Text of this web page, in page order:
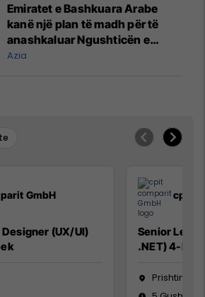
Emiratet e Bashkuara Arabe
kanë një plan të madh për të
anashkaluar Ngushticën e
Hormuzit
Azia
GmbH
(UX/UI)
cpit
Senior Lead
.NET) 4-
Prishtinë